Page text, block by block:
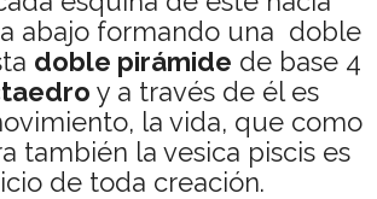
abajo formando una doble
doble pirámide de base 4
y a través de él es
la vida, que como
también la vesica piscis es
de toda creación.